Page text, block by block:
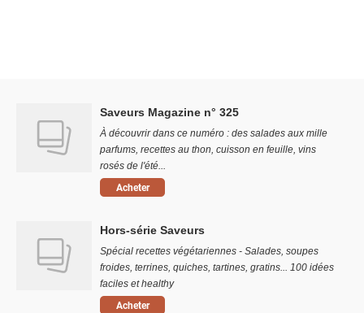
Saveurs Magazine n° 325
À découvrir dans ce numéro : des salades aux mille
parfums, recettes au thon, cuisson en feuille, vins
rosés de l'été...
Acheter
Hors-série Saveurs
Spécial recettes végétariennes - Salades, soupes
froides, terrines, quiches, tartines, gratins... 100 idées
faciles et healthy
Acheter